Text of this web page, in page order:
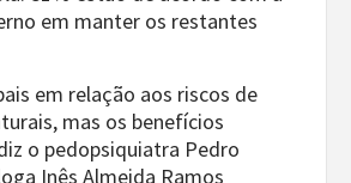
em manter os restantes
em relação aos riscos de
mas os benefícios
o pedopsiquiatra Pedro
Inês Almeida Ramos